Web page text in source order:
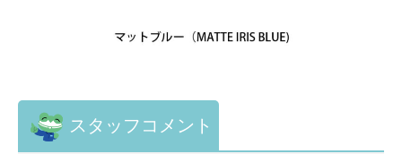
スタッフコメント